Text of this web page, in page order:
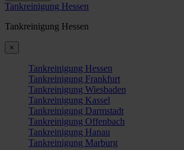
Tankreinigung Hessen
Tankreinigung Hessen
×
Tankreinigung Hessen
Tankreinigung Frankfurt
Tankreinigung Wiesbaden
Tankreinigung Kassel
Tankreinigung Darmstadt
Tankreinigung Offenbach
Tankreinigung Hanau
Tankreinigung Marburg